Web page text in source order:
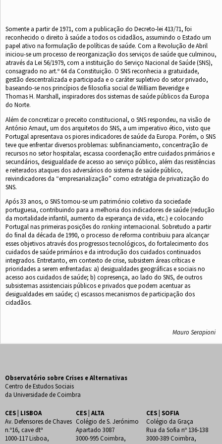
Somente a partir de 1971, com a publicação do Decreto-lei 413/71, foi
reconhecido o direito à saúde a todos os cidadãos, assumindo o Estado um
papel ativo na formulação de políticas de saúde. Com a Revolução de Abril
iniciou-se um processo de reorganização dos serviços de saúde que culminou,
através da Lei 56/1979, com a instituição do Serviço Nacional de Saúde (SNS),
consagrado no art.º 64 da Constituição. O SNS reconhecia a gratuidade,
gestão descentralizada e participada e o caráter supletivo do setor privado,
baseando-se nos princípios de ﬁlosoﬁa social de William Beveridge e
Thomas H. Marshall, inspiradores dos sistemas de saúde públicos da Europa
do Norte.
Além de concretizar o preceito constitucional, o SNS respondeu, na visão de
António Arnaut, um dos arquitetos do SNS, a um imperativo ético, visto que
Portugal apresentava os piores indicadores de saúde da Europa. Porém, o SNS
teve que enfrentar diversos problemas: subﬁnanciamento, concentração de
recursos no setor hospitalar, escassa coordenação entre cuidados primários e
secundários, desigualdade de acesso ao serviço público, além das resistências
e reiterados ataques dos adversários do sistema de saúde público,
reivindicadores da “empresarialização” como estratégia de privatização do
SNS.
Após 33 anos, o SNS tornou-se um património coletivo da sociedade
portuguesa, contribuindo para a melhoria dos indicadores de saúde (redução
da mortalidade infantil, aumento da esperança de vida, etc.) e colocando
Portugal nas primeiras posições do rankinginternacional. Sobretudo a partir
do ﬁnal da década de 1990, o processo de reforma contribuiu para alcançar
esses objetivos através dos progressos tecnológicos, do fortalecimento dos
cuidados de saúde primários e da introdução dos cuidados continuados
integrados. Entretanto, em contexto de crise, subsistem áreas críticas e
prioridades a serem enfrentadas: a) desigualdades geográﬁcas e sociais no
acesso aos cuidados de saúde; b) copresença, ao lado do SNS, de outros
subsistemas assistenciais públicos e privados que podem acentuar as
desigualdades em saúde; c) escassos mecanismos de participação dos
cidadãos.
Mauro Serapioni
Observatório sobre Crises e Alternativas
Centro de Estudos Sociais
da Universidade de Coimbra
CES | LISBOA
Av. Defensores de Chaves
n.º16, cave dtª
1000-117 Lisboa,
CES | ALTA
Colégio de S. Jerónimo
Apartado 3087
3000-995 Coimbra,
CES | SOFIA
Colégio da Graça
Rua da Sofia nº 136-138
3000-389 Coimbra,